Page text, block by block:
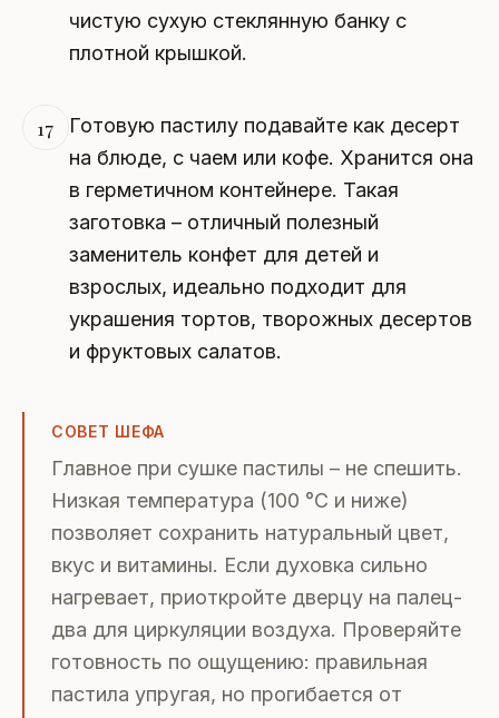
чистую сухую стеклянную банку с
плотной крышкой.
17
Готовую пастилу подавайте как десерт
на блюде, с чаем или кофе. Хранится она
в герметичном контейнере. Такая
заготовка – отличный полезный
заменитель конфет для детей и
взрослых, идеально подходит для
украшения тортов, творожных десертов
и фруктовых салатов.
СОВЕТ ШЕФА
Главное при сушке пастилы – не спешить.
Низкая температура (100 °C и ниже)
позволяет сохранить натуральный цвет,
вкус и витамины. Если духовка сильно
нагревает, приоткройте дверцу на палец-
два для циркуляции воздуха. Проверяйте
готовность по ощущению: правильная
пастила упругая, но прогибается от